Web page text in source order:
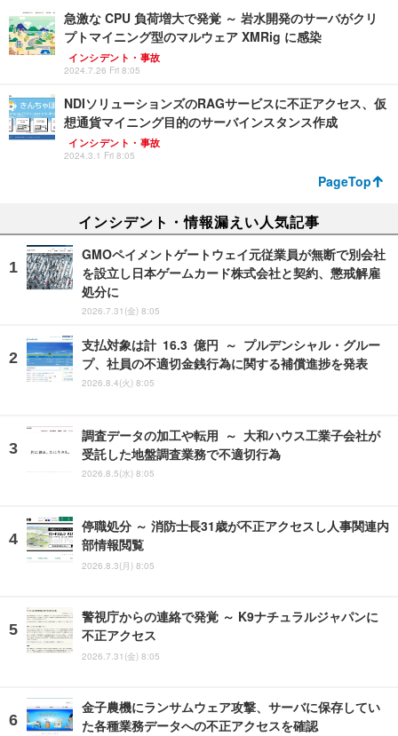
急激な CPU 負荷増大で発覚 ～ 岩水開発のサーバがクリ
プトマイニング型のマルウェア XMRig に感染
インシデント・事故
2024.7.26 Fri 8:05
NDIソリューションズのRAGサービスに不正アクセス、仮
想通貨マイニング目的のサーバインスタンス作成
インシデント・事故
2024.3.1 Fri 8:05
PageTop
インシデント・情報漏えい人気記事
GMOペイメントゲートウェイ元従業員が無断で別会社
を設立し日本ゲームカード株式会社と契約、懲戒解雇
処分に
2026.7.31(金) 8:05
支払対象は計 16.3 億円 ～ プルデンシャル・グルー
プ、社員の不適切金銭行為に関する補償進捗を発表
2026.8.4(火) 8:05
調査データの加工や転用 ～ 大和ハウス工業子会社が
受託した地盤調査業務で不適切行為
2026.8.5(水) 8:05
停職処分 ～ 消防士長31歳が不正アクセスし人事関連内
部情報閲覧
2026.8.3(月) 8:05
警視庁からの連絡で発覚 ～ K9ナチュラルジャパンに
不正アクセス
2026.7.31(金) 8:05
金子農機にランサムウェア攻撃、サーバに保存してい
た各種業務データへの不正アクセスを確認